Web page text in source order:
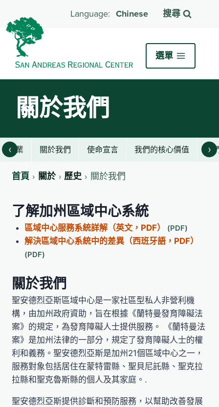
Chinese 搜尋
選單
關於我們
首頁 關於 歷史 關於我們
職業 關於我們 使命宣言 我們的核心價值 我
‹ ›
了解加州區域中心系統
區域中心服務系統詳解（英文，PDF）
解決區域中心系統中的差異（西班牙語，PDF）
關於我們
聖安德烈亞斯區域中心是一家社區型私人非營利機
構，由加州政府資助，旨在根據《蘭特曼發育障礙法
案》的規定，為發育障礙人士提供服務。 《蘭特曼法
案》是加州法律的一部分，規定了發育障礙人士的權
利和義務。聖安德烈亞斯是加州21個區域中心之一，
服務對象包括居住在蒙特雷縣、聖貝尼託縣、聖克拉
拉縣和聖克魯斯縣的個人及其家庭。.
聖安德烈亞斯提供診斷和預防服務，以幫助改善發展